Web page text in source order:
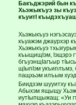
Бакъджэрий бын
Хьэжыкъуэ зы
къуитI
Хьэжыкъуэ
къуажэм джаурхэр
Хьэжыкъуэ
къыщищIэм, Iэщэрэ
бгъуэнщIагъыр
щIыпIэм укъиплъмэ,
пащхьэм илъым
Биидзэм шууитху
Абыхэм ящыщу
иутIыпщыжащ: «Уи